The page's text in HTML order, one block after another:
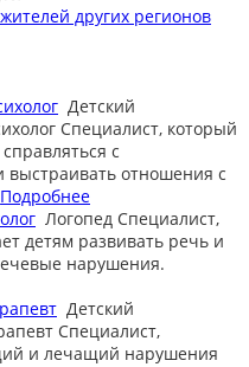
других регионов
Детский
Специалист, который
с
выстраивать отношения с
Подробнее
Логопед Специалист,
детям развивать речь и
нарушения.
Детский
Специалист,
и лечащий нарушения